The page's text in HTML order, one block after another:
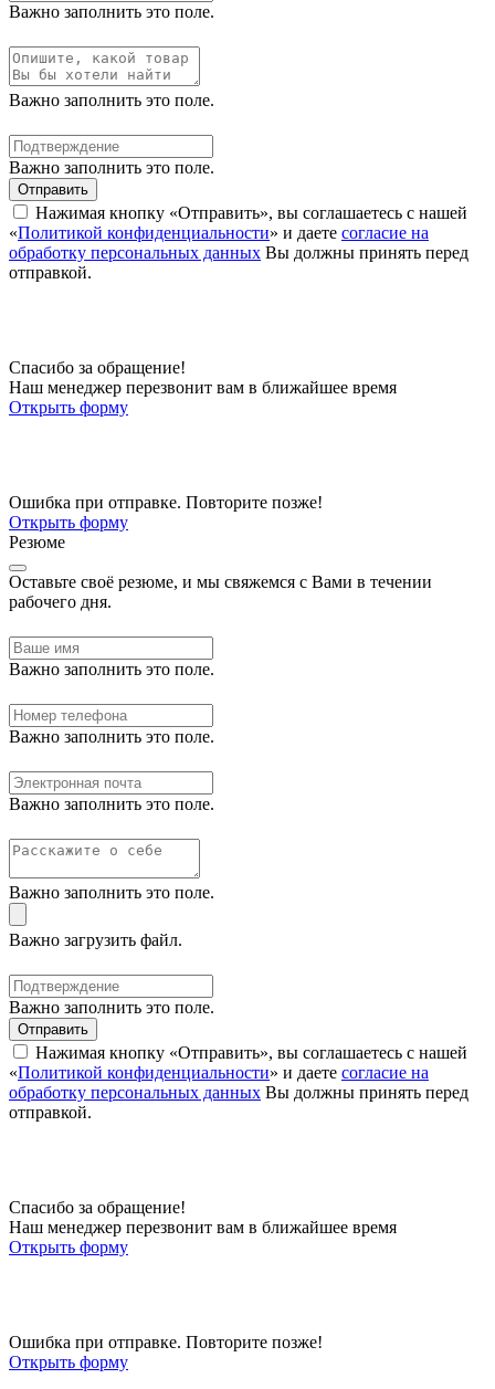
Важно заполнить это поле.
Важно заполнить это поле.
Важно заполнить это поле.
Отправить
Нажимая кнопку «Отправить», вы соглашаетесь с нашей
«Политикой конфиденциальности» и даете согласие на
обработку персональных данных Вы должны принять перед
отправкой.
Спасибо за обращение!
Наш менеджер перезвонит вам в ближайшее время
Открыть форму
Ошибка при отправке. Повторите позже!
Открыть форму
Резюме
Оставьте своё резюме, и мы свяжемся с Вами в течении
рабочего дня.
Важно заполнить это поле.
Важно заполнить это поле.
Важно заполнить это поле.
Важно заполнить это поле.
Важно загрузить файл.
Важно заполнить это поле.
Отправить
Нажимая кнопку «Отправить», вы соглашаетесь с нашей
«Политикой конфиденциальности» и даете согласие на
обработку персональных данных Вы должны принять перед
отправкой.
Спасибо за обращение!
Наш менеджер перезвонит вам в ближайшее время
Открыть форму
Ошибка при отправке. Повторите позже!
Открыть форму